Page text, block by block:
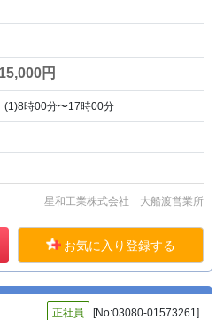
円
(1)8時00分〜17時00分
星和工業株式会社 大船渡営業所
お気に入り登録する
正社員 [No:03080-01573261]